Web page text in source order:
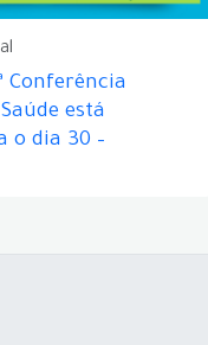
Conferência
está
o dia 30 –